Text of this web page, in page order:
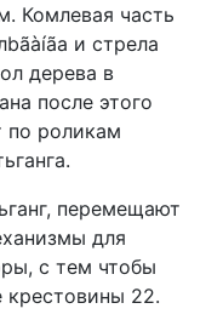
Комлевая часть
и стрела
дерева в
после этого
по роликам
перемещают
для
с тем чтобы
крестовины 22.